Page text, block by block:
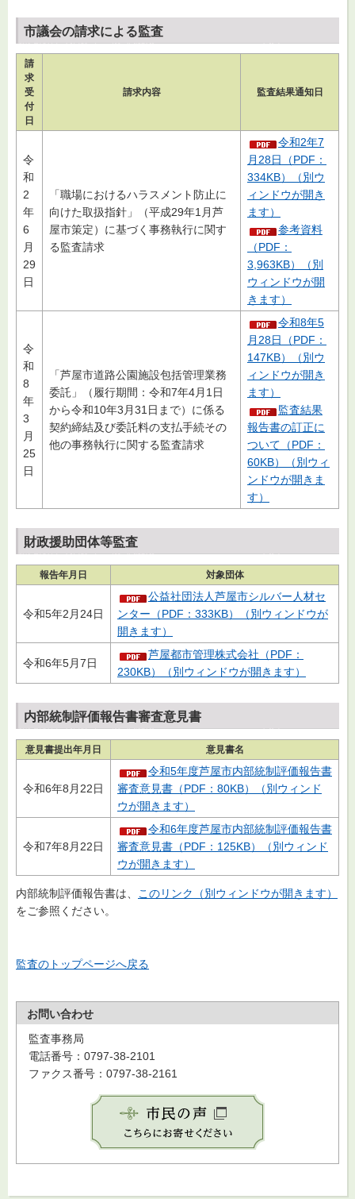
市議会の請求による監査
請
求
受
付
日
請求内容 監査結果通知日
令
和
2
年
6
月
29
日
「職場におけるハラスメント防止に
向けた取扱指針」（平成29年1月芦
屋市策定）に基づく事務執行に関す
る監査請求
令和2年7
月28日（PDF：
334KB）（別ウ
ィンドウが開き
ます）
参考資料
（PDF：
3,963KB）（別
ウィンドウが開
きます）
令
和
8
年
3
月
25
日
「芦屋市道路公園施設包括管理業務
委託」（履行期間：令和7年4月1日
から令和10年3月31日まで）に係る
契約締結及び委託料の支払手続その
他の事務執行に関する監査請求
令和8年5
月28日（PDF：
147KB）（別ウ
ィンドウが開き
ます）
監査結果
報告書の訂正に
ついて（PDF：
60KB）（別ウィ
ンドウが開きま
す）
財政援助団体等監査
報告年月日 対象団体
令和5年2月24日
公益社団法人芦屋市シルバー人材セ
ンター（PDF：333KB）（別ウィンドウが
開きます）
令和6年5月7日
芦屋都市管理株式会社（PDF：
230KB）（別ウィンドウが開きます）
内部統制評価報告書審査意見書
意見書提出年月日 意見書名
令和6年8月22日
令和5年度芦屋市内部統制評価報告書
審査意見書（PDF：80KB）（別ウィンド
ウが開きます）
令和7年8月22日
令和6年度芦屋市内部統制評価報告書
審査意見書（PDF：125KB）（別ウィンド
ウが開きます）
内部統制評価報告書は、
このリンク（別ウィンドウが開きます）
をご参照ください。
監査のトップページへ戻る
お問い合わせ
監査事務局
電話番号：0797-38-2101
ファクス番号：0797-38-2161